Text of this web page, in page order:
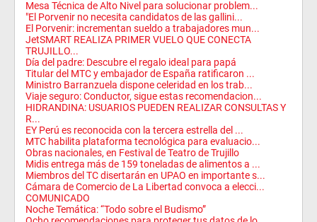
Mesa Técnica de Alto Nivel para solucionar problem...
"El Porvenir no necesita candidatos de las gallini...
El Porvenir: incrementan sueldo a trabajadores mun...
JetSMART REALIZA PRIMER VUELO QUE CONECTA
TRUJILLO...
Día del padre: Descubre el regalo ideal para papá
Titular del MTC y embajador de España ratificaron ...
Ministro Barranzuela dispone celeridad en los trab...
Viaje seguro: Conductor, sigue estas recomendacion...
HIDRANDINA: USUARIOS PUEDEN REALIZAR CONSULTAS Y
R...
EY Perú es reconocida con la tercera estrella del ...
MTC habilita plataforma tecnológica para evaluacio...
Obras nacionales, en Festival de Teatro de Trujillo
Midis entrega más de 159 toneladas de alimentos a ...
Miembros del TC disertarán en UPAO en importante s...
Cámara de Comercio de La Libertad convoca a elecci...
COMUNICADO
Noche Temática: “Todo sobre el Budismo”